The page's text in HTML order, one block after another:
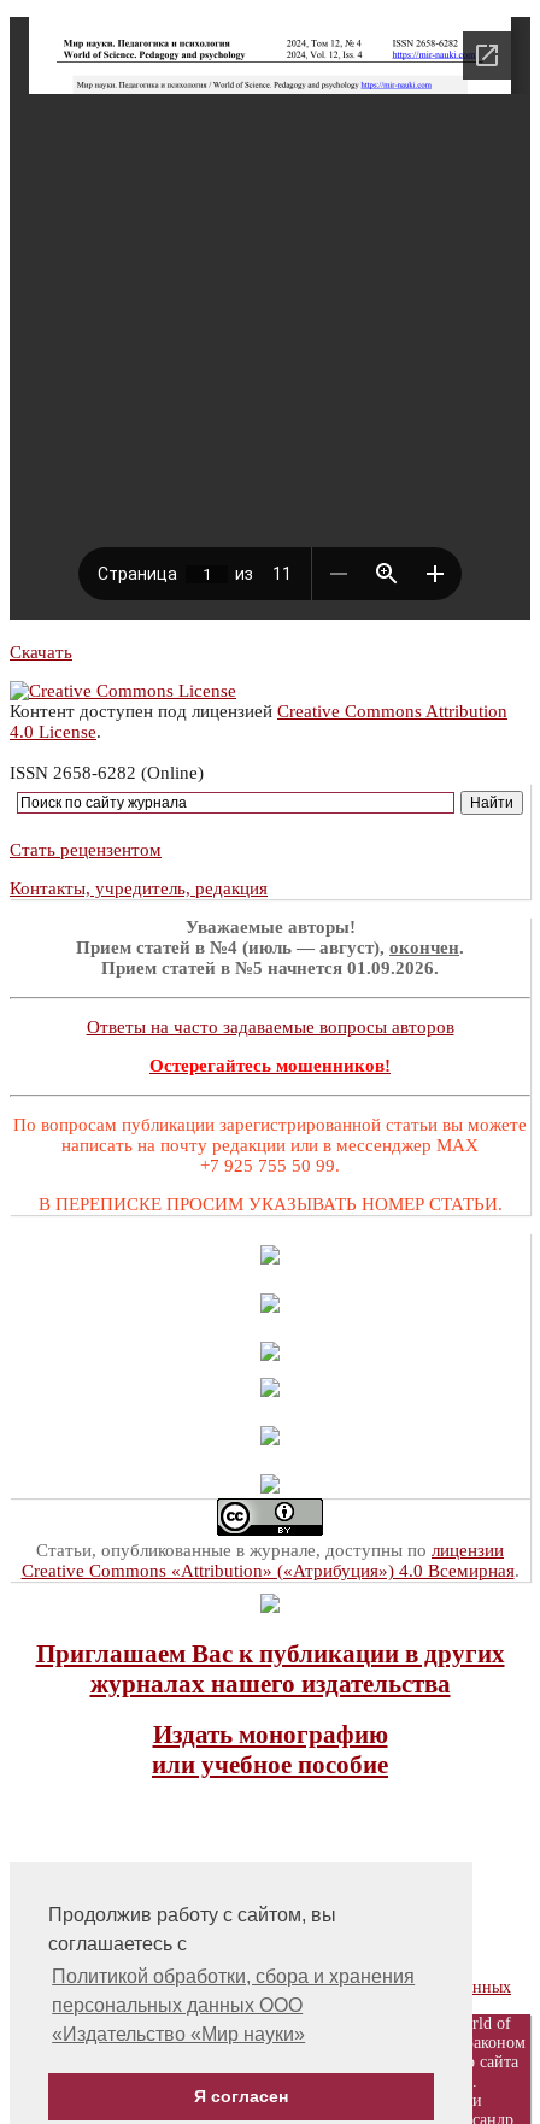
Продолжив работу с сайтом, вы
соглашаетесь с
Политикой обработки, сбора и хранения
персональных данных ООО
«Издательство «Мир науки»
Я согласен
Скачать
Контент доступен под лицензией Creative Commons Attribution
4.0 License.
ISSN 2658-6282 (Online)
Стать рецензентом
Контакты, учредитель, редакция
Уважаемые авторы!
Прием статей в №4 (июль — август), окончен.
Прием статей в №5 начнется 01.09.2026.
Ответы на часто задаваемые вопросы авторов
Остерегайтесь мошенников!
По вопросам публикации зарегистрированной статьи вы можете
написать на почту редакции или в мессенджер MAX
+7 925 755 50 99.
В ПЕРЕПИСКЕ ПРОСИМ УКАЗЫВАТЬ НОМЕР СТАТЬИ.
Статьи, опубликованные в журнале, доступны по лицензии
Creative Commons «Attribution» («Атрибуция») 4.0 Всемирная.
Приглашаем Вас к публикации в других
журналах нашего издательства
Издать монографию
или учебное пособие
На главную
Контакты, учредитель, редакция
Политика обработки, сбора и хранения персональных данных
© ООО «Издательство «Мир науки» \ «Publishing company «World of
science», LLC Материалы, размещенные на сайте, охраняются Законом
о защите авторских прав. Публикация любых материалов этого сайта
Авторские права на размещенные на сайте научные публикации
принадлежат их авторам. Разработка и поддержка сайта - Александр